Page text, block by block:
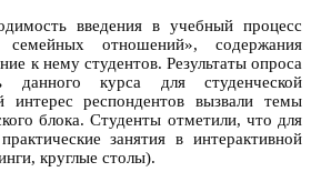
введения в учебный процесс
отношений», содержания
к нему студентов. Результаты опроса
данного курса для студенческой
респондентов вызвали темы
блока. Студенты отметили, что для
занятия в интерактивной
круглые столы).